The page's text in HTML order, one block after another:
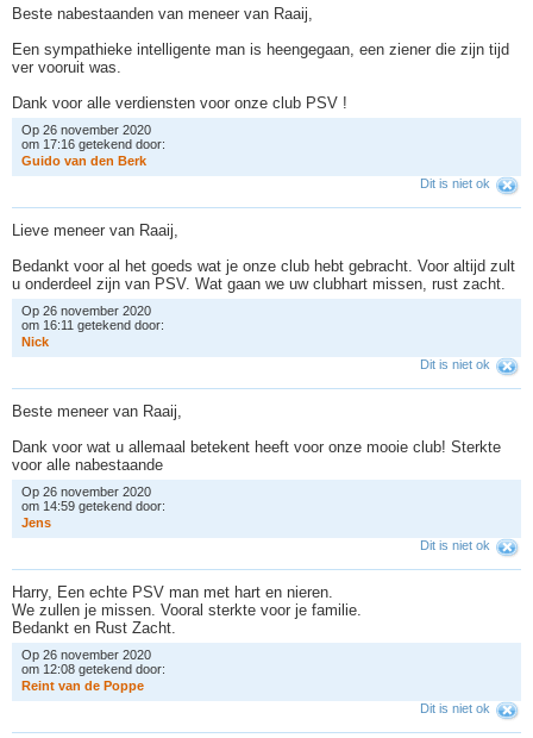
Beste nabestaanden van meneer van Raaij,
Een sympathieke intelligente man is heengegaan, een ziener die zijn tijd
ver vooruit was.
Dank voor alle verdiensten voor onze club PSV !
Op 26 november 2020
om 17:16 getekend door:
Guido van den Berk
Dit is niet ok
Lieve meneer van Raaij,
Bedankt voor al het goeds wat je onze club hebt gebracht. Voor altijd zult
u onderdeel zijn van PSV. Wat gaan we uw clubhart missen, rust zacht.
Op 26 november 2020
om 16:11 getekend door:
Nick
Dit is niet ok
Beste meneer van Raaij,
Dank voor wat u allemaal betekent heeft voor onze mooie club! Sterkte
voor alle nabestaande
Op 26 november 2020
om 14:59 getekend door:
Jens
Dit is niet ok
Harry, Een echte PSV man met hart en nieren.
We zullen je missen. Vooral sterkte voor je familie.
Bedankt en Rust Zacht.
Op 26 november 2020
om 12:08 getekend door:
Reint van de Poppe
Dit is niet ok